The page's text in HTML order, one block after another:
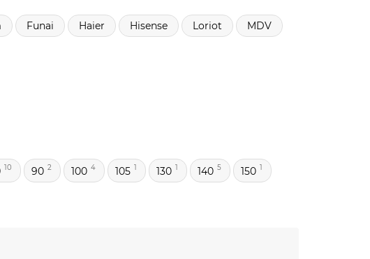
Funai Haier Hisense Loriot
MDV
10 90 2 100 4 105 1 130 1 140 5 150 1